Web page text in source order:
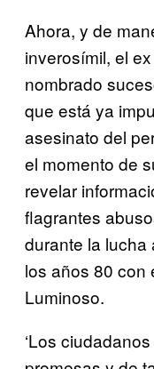
Ahora, y de
inverosímil, el
nombrado
que está ya
asesinato del
el momento de
revelar
flagrantes
durante la lucha
los años 80 con
Luminoso.
‘Los